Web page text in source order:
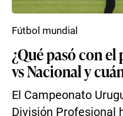
¿Qué pasó con
vs Nacional y
El Campeonato
División Profesional
Fútbol mundial